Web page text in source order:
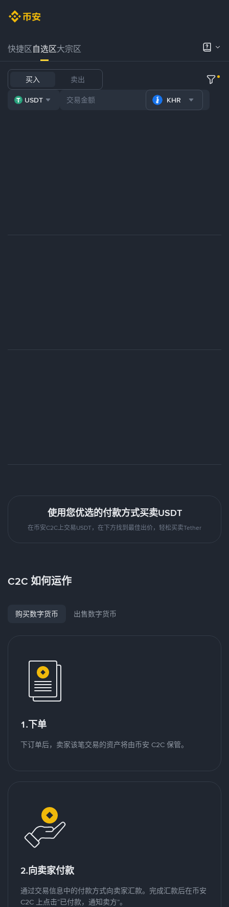
快捷区自选区大宗区
买入 卖出
USDT KHR
使用您优选的付款方式买卖USDT
在币安C2C上交易USDT，在下方找到最佳出价，轻松买卖Tether
C2C 如何运作
购买数字货币 出售数字货币
1.下单
下订单后，卖家该笔交易的资产将由币安 C2C 保管。
2.向卖家付款
通过交易信息中的付款方式向卖家汇款。完成汇款后在币安
C2C 上点击“已付款，通知卖方”。